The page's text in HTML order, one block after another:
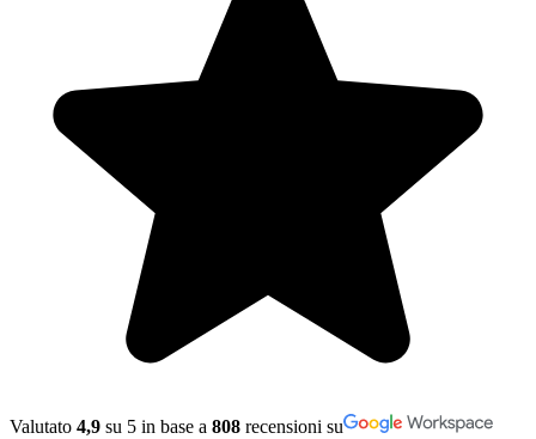
Valutato 4,9 su 5 in base a 808 recensioni su